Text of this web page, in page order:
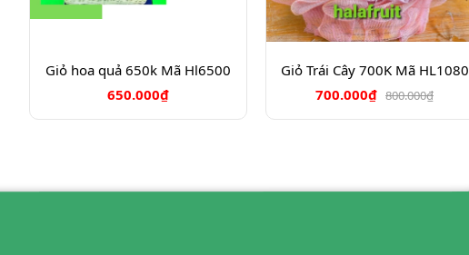
Giỏ hoa quả 650k Mã Hl6500
650.000₫
Giỏ Trái Cây 700K Mã HL1080
700.000₫ 800.000₫